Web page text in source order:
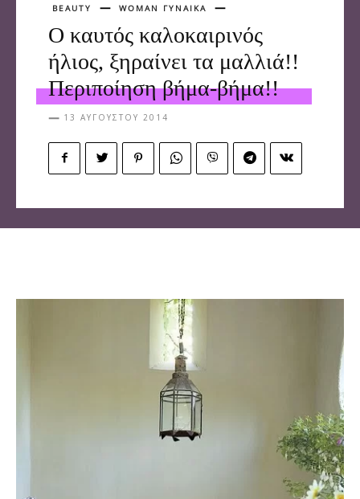
BEAUTY WOMAN ΓΥΝΑΙΚΑ
Ο καυτός καλοκαιρινός
ήλιος, ξηραίνει τα μαλλιά!!
Περιποίηση βήμα-βήμα!!
13 ΑΥΓΟΎΣΤΟΥ 2014